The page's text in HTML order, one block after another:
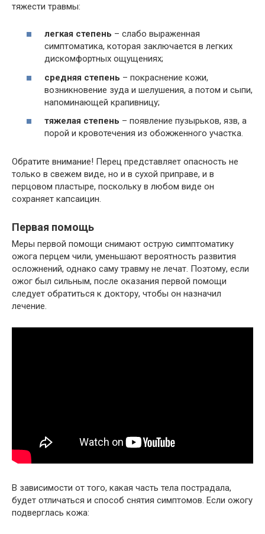
тяжести травмы:
легкая степень – слабо выраженная
симптоматика, которая заключается в легких
дискомфортных ощущениях;
средняя степень – покраснение кожи,
возникновение зуда и шелушения, а потом и сыпи,
напоминающей крапивницу;
тяжелая степень – появление пузырьков, язв, а
порой и кровотечения из обожженного участка.
Обратите внимание! Перец представляет опасность не
только в свежем виде, но и в сухой приправе, и в
перцовом пластыре, поскольку в любом виде он
сохраняет капсаицин.
Первая помощь
Меры первой помощи снимают острую симптоматику
ожога перцем чили, уменьшают вероятность развития
осложнений, однако саму травму не лечат. Поэтому, если
ожог был сильным, после оказания первой помощи
следует обратиться к доктору, чтобы он назначил
лечение.
В зависимости от того, какая часть тела пострадала,
будет отличаться и способ снятия симптомов. Если ожогу
подверглась кожа: